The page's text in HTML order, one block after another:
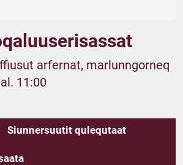
arfernat, marlunngorneq
11:00
Siunnersuutit qulequtaat